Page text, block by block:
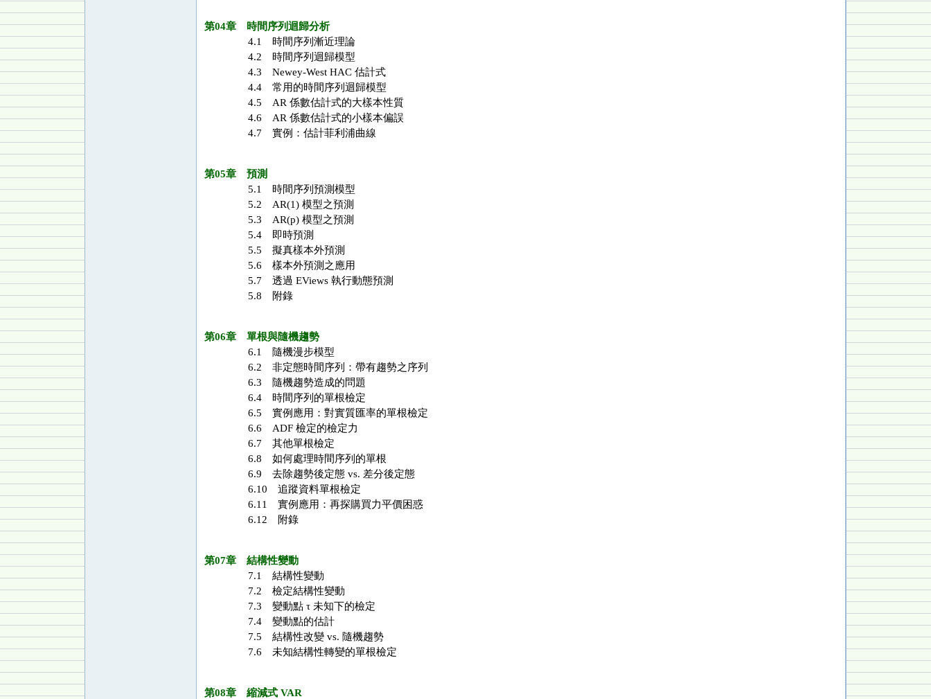
第04章 時間序列迴歸分析
4.1 時間序列漸近理論
4.2 時間序列迴歸模型
4.3 Newey-West HAC 估計式
4.4 常用的時間序列迴歸模型
4.5 AR 係數估計式的大樣本性質
4.6 AR 係數估計式的小樣本偏誤
4.7 實例：估計菲利浦曲線
第05章 預測
5.1 時間序列預測模型
5.2 AR(1) 模型之預測
5.3 AR(p) 模型之預測
5.4 即時預測
5.5 擬真樣本外預測
5.6 樣本外預測之應用
5.7 透過 EViews 執行動態預測
5.8 附錄
第06章 單根與隨機趨勢
6.1 隨機漫步模型
6.2 非定態時間序列：帶有趨勢之序列
6.3 隨機趨勢造成的問題
6.4 時間序列的單根檢定
6.5 實例應用：對實質匯率的單根檢定
6.6 ADF 檢定的檢定力
6.7 其他單根檢定
6.8 如何處理時間序列的單根
6.9 去除趨勢後定態 vs. 差分後定態
6.10 追蹤資料單根檢定
6.11 實例應用：再探購買力平價困惑
6.12 附錄
第07章 結構性變動
7.1 結構性變動
7.2 檢定結構性變動
7.3 變動點 τ 未知下的檢定
7.4 變動點的估計
7.5 結構性改變 vs. 隨機趨勢
7.6 未知結構性轉變的單根檢定
第08章 縮減式 VAR